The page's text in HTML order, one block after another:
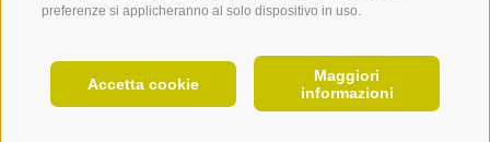
preferenze si applicheranno al solo dispositivo in uso.
Accetta cookie
Maggiori
informazioni